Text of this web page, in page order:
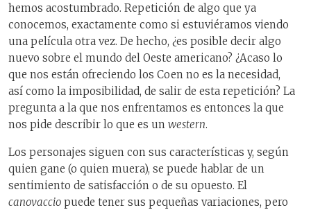
hemos acostumbrado. Repetición de algo que ya
conocemos, exactamente como si estuviéramos viendo
una película otra vez. De hecho, ¿es posible decir algo
nuevo sobre el mundo del Oeste americano? ¿Acaso lo
que nos están ofreciendo los Coen no es la necesidad,
así como la imposibilidad, de salir de esta repetición? La
pregunta a la que nos enfrentamos es entonces la que
nos pide describir lo que es un western.
Los personajes siguen con sus características y, según
quien gane (o quien muera), se puede hablar de un
sentimiento de satisfacción o de su opuesto. El
canovaccio puede tener sus pequeñas variaciones, pero